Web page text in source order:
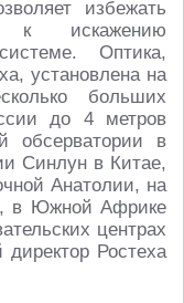
избежать
к искажению
Оптика,
установлена на
больших
до 4 метров
обсерватории в
Синлун в Китае,
Анатолии, на
в Южной Африке
центрах
Ростеха